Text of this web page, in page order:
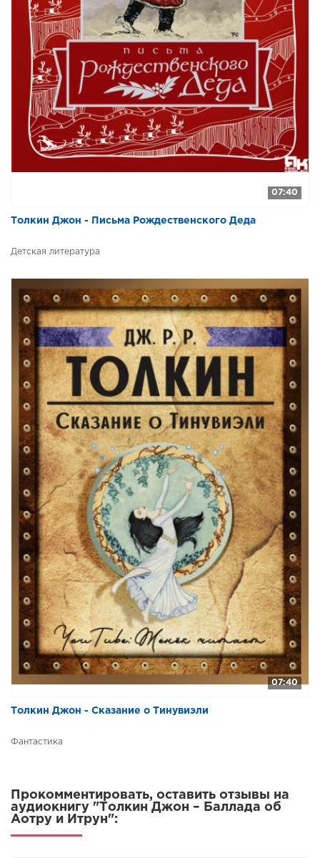
07:40
Толкин Джон - Письма Рождественского Деда
Детская литература
07:40
Толкин Джон - Сказание о Тинувиэли
Фантастика
Прокомментировать, оставить отзывы на
аудиокнигу "Толкин Джон – Баллада об
Аотру и Итрун":